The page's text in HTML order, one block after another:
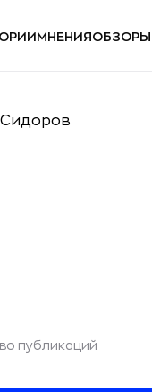
МНЕНИЯ ОБЗОРЫ
публикаций